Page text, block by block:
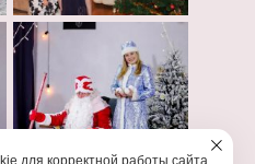
для корректной работы сайта